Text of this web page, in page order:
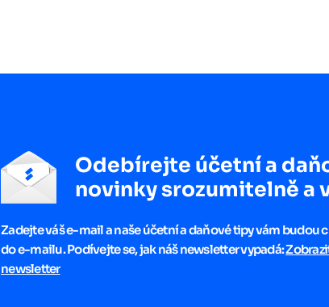
Odebírejte účetní a
novinky srozumitelně a
Zadejte váš e-mail a naše účetní a daňové tipy vám budou
do e-mailu. Podívejte se, jak náš newsletter vypadá:
newsletter